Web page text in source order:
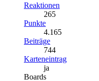
Reaktionen
265
Punkte
4.165
Beiträge
744
Karteneintrag
ja
Boards